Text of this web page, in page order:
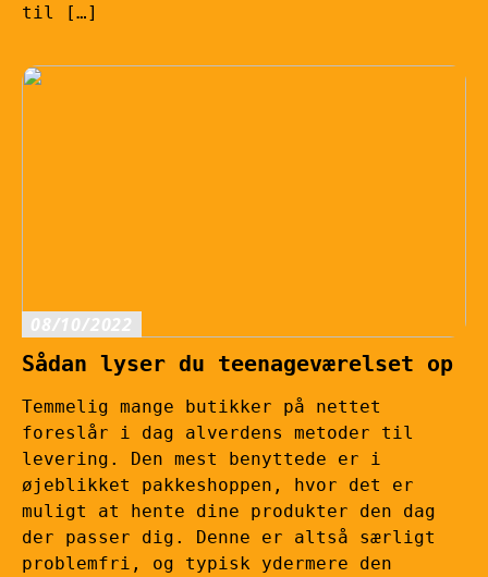
til […]
08/10/2022
Sådan lyser du teenageværelset op
Temmelig mange butikker på nettet
foreslår i dag alverdens metoder til
levering. Den mest benyttede er i
øjeblikket pakkeshoppen, hvor det er
muligt at hente dine produkter den dag
der passer dig. Denne er altså særligt
problemfri, og typisk ydermere den